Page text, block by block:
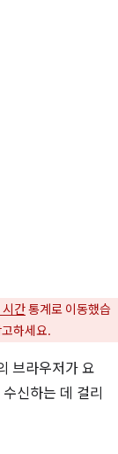
시간통계로 이동했습
하세요.
브라우저가 요
신하는 데 걸리